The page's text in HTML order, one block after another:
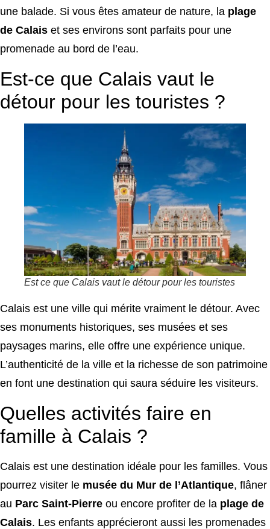
une balade. Si vous êtes amateur de nature, la plage
de Calais et ses environs sont parfaits pour une
promenade au bord de l’eau.
Est-ce que Calais vaut le
détour pour les touristes ?
Est ce que Calais vaut le détour pour les touristes
Calais est une ville qui mérite vraiment le détour. Avec
ses monuments historiques, ses musées et ses
paysages marins, elle offre une expérience unique.
L’authenticité de la ville et la richesse de son patrimoine
en font une destination qui saura séduire les visiteurs.
Quelles activités faire en
famille à Calais ?
Calais est une destination idéale pour les familles. Vous
pourrez visiter le musée du Mur de l’Atlantique, flâner
au Parc Saint-Pierre ou encore profiter de la plage de
Calais. Les enfants apprécieront aussi les promenades